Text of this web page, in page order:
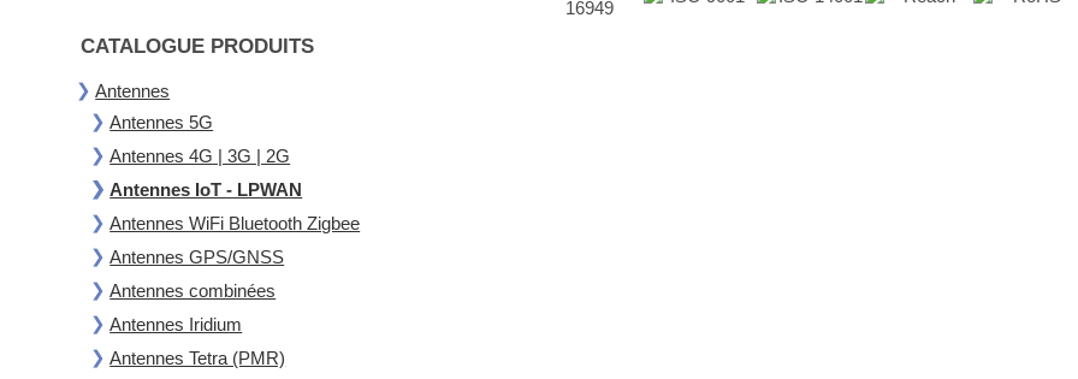
CATALOGUE PRODUITS
Antennes
Antennes 5G
Antennes 4G | 3G | 2G
Antennes IoT - LPWAN
Antennes WiFi Bluetooth Zigbee
Antennes GPS/GNSS
Antennes combinées
Antennes Iridium
Antennes Tetra (PMR)